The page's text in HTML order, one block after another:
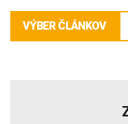
VÝBER ČLÁNKOV